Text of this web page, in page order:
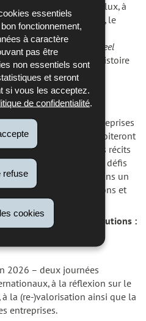
essentiels
fonctionnement,
à caractère
pas être
non essentiels sont
et seront
si vous les acceptez.
de confidentialité
refuse
cookies
de la région Benelux, à
Luxembourg (ANLux), le
en Flandre
en Industrieel
néerlandaise pour l’histoire
& Historie– VBH).
historien-nes et
manière dont les entreprises
de leur histoire et exploiteront
pour raconter des récits
abordera également les défis
des entreprises dans un
des fusions, acquisitions et
l’appel à contributions :
2026 – deux journées
à la réflexion sur le
à la (re-)valorisation ainsi que la
entreprises.